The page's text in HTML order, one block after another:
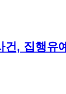
, 집행유예